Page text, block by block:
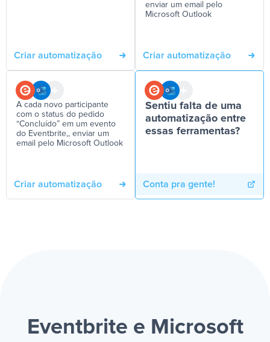
Criar automatização
enviar um email pelo
Microsoft Outlook
Criar automatização
A cada novo participante
com o status do pedido
“Concluído” em um evento
do Eventbrite,, enviar um
email pelo Microsoft Outlook
Criar automatização
Sentiu falta de uma
automatização entre
essas ferramentas?
Conta pra gente!
Eventbrite e Microsoft